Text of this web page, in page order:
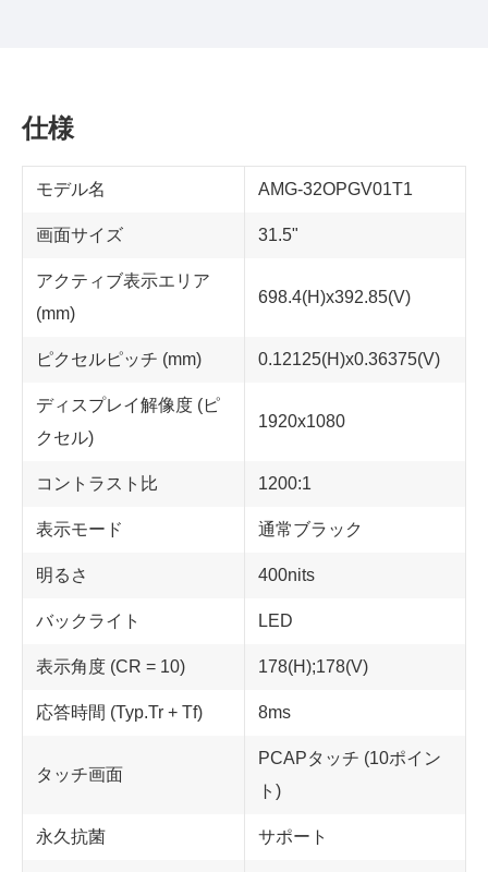
仕様
モデル名 AMG-32OPGV01T1
画面サイズ 31.5"
アクティブ表示エリア
(mm)
698.4(H)x392.85(V)
ピクセルピッチ (mm) 0.12125(H)x0.36375(V)
ディスプレイ解像度 (ピ
クセル)
1920x1080
コントラスト比 1200:1
表示モード 通常ブラック
明るさ 400nits
バックライト LED
表示角度 (CR = 10) 178(H);178(V)
応答時間 (Typ.Tr + Tf) 8ms
タッチ画面
PCAPタッチ (10ポイン
ト)
永久抗菌 サポート